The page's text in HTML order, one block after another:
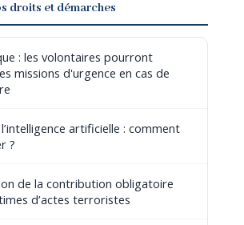
droits et démarches
: les volontaires pourront
missions d'urgence en cas de
artificielle : comment
?
de la contribution obligatoire
d’actes terroristes